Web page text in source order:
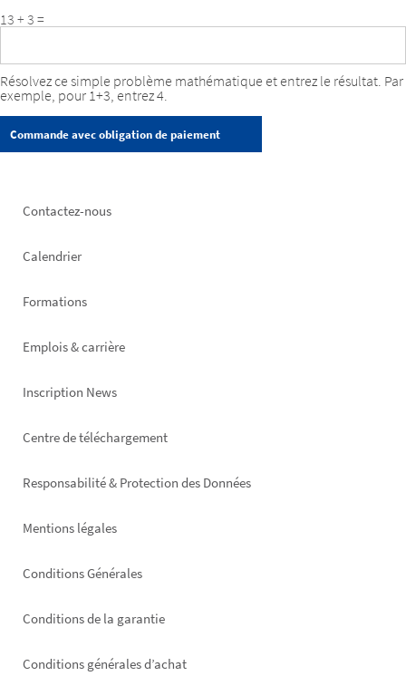
13 + 3 =
Résolvez ce simple problème mathématique et entrez le résultat. Par
exemple, pour 1+3, entrez 4.
Footer
Contactez-nous
Calendrier
Formations
Emplois & carrière
Inscription News
Footer
Centre de téléchargement
Responsabilité & Protection des Données
Mentions légales
Conditions Générales
Conditions de la garantie
Conditions générales d’achat